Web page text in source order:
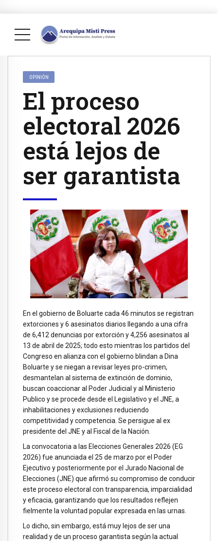
OPINIÓN
El proceso
electoral 2026
está lejos de
ser garantista
En el gobierno de Boluarte cada 46 minutos se registran
extorciones y 6 asesinatos diarios llegando a una cifra
de 6,412 denuncias por extorción y 4,256 asesinatos al
13 de abril de 2025; todo esto mientras los partidos del
Congreso en alianza con el gobierno blindan a Dina
Boluarte y se niegan a revisar leyes pro-crimen,
desmantelan al sistema de extinción de dominio,
buscan coaccionar al Poder Judicial y al Ministerio
Publico y se procede desde el Legislativo y el JNE, a
inhabilitaciones y exclusiones reduciendo
competitividad y competencia. Se persigue al ex
presidente del JNE y al Fiscal de la Nación.
La convocatoria a las Elecciones Generales 2026 (EG
2026) fue anunciada el 25 de marzo por el Poder
Ejecutivo y posteriormente por el Jurado Nacional de
Elecciones (JNE) que afirmó su compromiso de conducir
este proceso electoral con transparencia, imparcialidad
y eficacia, garantizando que los resultados reflejen
fielmente la voluntad popular expresada en las urnas.
Lo dicho, sin embargo, está muy lejos de ser una
realidad y de un proceso garantista según la actual